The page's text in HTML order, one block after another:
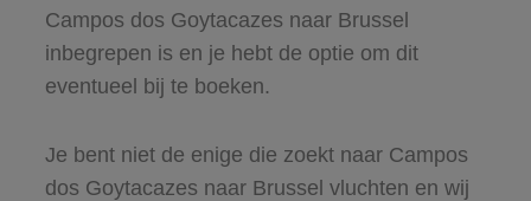
Campos dos Goytacazes naar Brussel
inbegrepen is en je hebt de optie om dit
eventueel bij te boeken.
Je bent niet de enige die zoekt naar Campos
dos Goytacazes naar Brussel vluchten en wij